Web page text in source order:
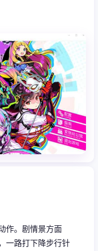
作。剧情景方面
一路打下降步行针